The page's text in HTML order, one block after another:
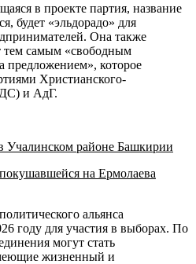
в проекте партия, название
будет «эльдорадо» для
Она также
тем самым «свободным
предложением», которое
Христианского-
и АдГ.
Учалинском районе Башкирии
на Ермолаева
альянса
году для участия в выборах. По
могут стать
жизненный и